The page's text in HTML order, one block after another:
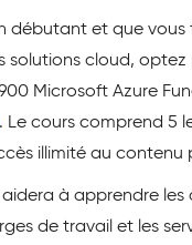
débutant et que vous
solutions cloud, optez
Microsoft Azure
. Le cours comprend 5
illimité au contenu
aidera à apprendre
de travail et les